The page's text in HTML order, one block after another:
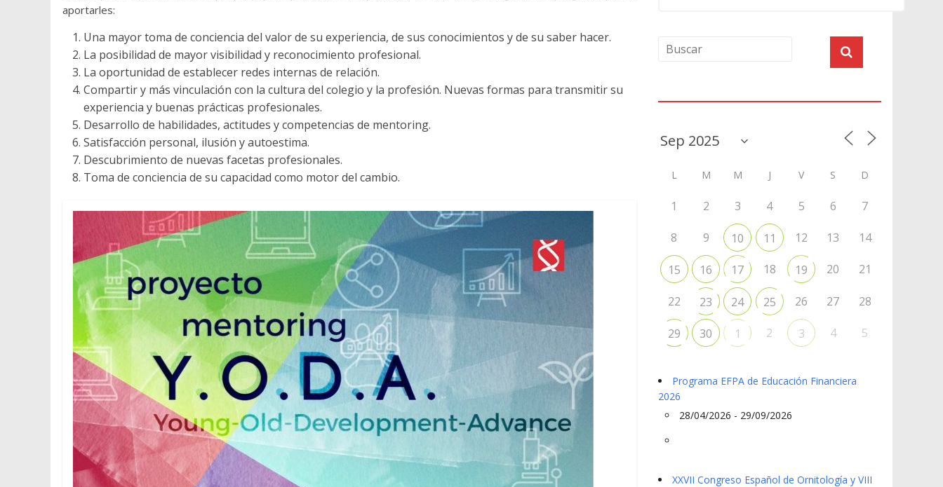
aportarles:
Una mayor toma de conciencia del valor de su experiencia, de sus conocimientos y de su saber hacer.
La posibilidad de mayor visibilidad y reconocimiento profesional.
La oportunidad de establecer redes internas de relación.
Compartir y más vinculación con la cultura del colegio y la profesión. Nuevas formas para transmitir su
experiencia y buenas prácticas profesionales.
Desarrollo de habilidades, actitudes y competencias de mentoring.
Satisfacción personal, ilusión y autoestima.
Descubrimiento de nuevas facetas profesionales.
Toma de conciencia de su capacidad como motor del cambio.
L M M J V S D
1 2 3 4 5 6 7
8 9 10 11 12 13 14
15 16 17 18 19 20 21
22 23 24 25 26 27 28
29 30 1 2 3 4 5
Programa EFPA de Educación Financiera
2026
28/04/2026 - 29/09/2026
XXVII Congreso Español de Ornitología y VIII